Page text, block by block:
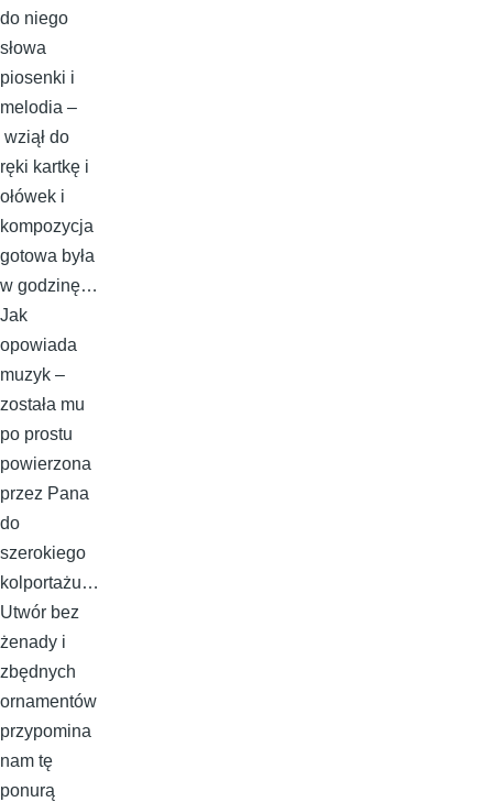
do niego
słowa
piosenki i
melodia –
wziął do
ręki kartkę i
ołówek i
kompozycja
gotowa była
w godzinę…
Jak
opowiada
muzyk –
została mu
po prostu
powierzona
przez Pana
do
szerokiego
kolportażu…
Utwór bez
żenady i
zbędnych
ornamentów
przypomina
nam tę
ponurą